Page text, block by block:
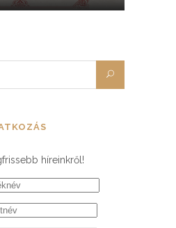
híreinkről!